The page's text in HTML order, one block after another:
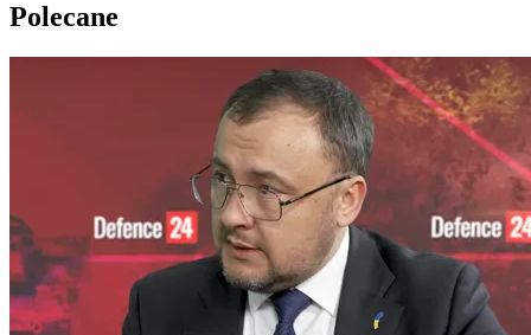
Polecane